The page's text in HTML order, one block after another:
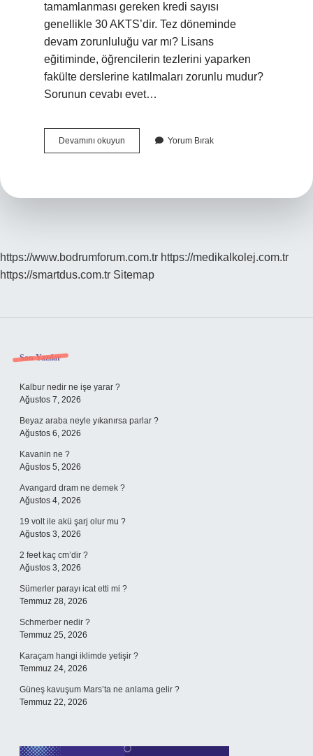
tamamlanması gereken kredi sayısı
genellikle 30 AKTS’dir. Tez döneminde
devam zorunluluğu var mı? Lisans
eğitiminde, öğrencilerin tezlerini yaparken
fakülte derslerine katılmaları zorunlu mudur?
Sorunun cevabı evet…
Devamını okuyun
Dönemi
Yorum Bırak
https://www.bodrumforum.com.tr https://medikalkolej.com.tr
https://smartdus.com.tr Sitemap
Sidebar
Son Yazılar
Kalbur nedir ne işe yarar ?
Ağustos 7, 2026
Beyaz araba neyle yıkanırsa parlar ?
Ağustos 6, 2026
Kavanin ne ?
Ağustos 5, 2026
Avangard dram ne demek ?
Ağustos 4, 2026
19 volt ile akü şarj olur mu ?
Ağustos 3, 2026
2 feet kaç cm’dir ?
Ağustos 3, 2026
Sümerler parayı icat etti mi ?
Temmuz 28, 2026
Schmerber nedir ?
Temmuz 25, 2026
Karaçam hangi iklimde yetişir ?
Temmuz 24, 2026
Güneş kavuşum Mars’ta ne anlama gelir ?
Temmuz 22, 2026